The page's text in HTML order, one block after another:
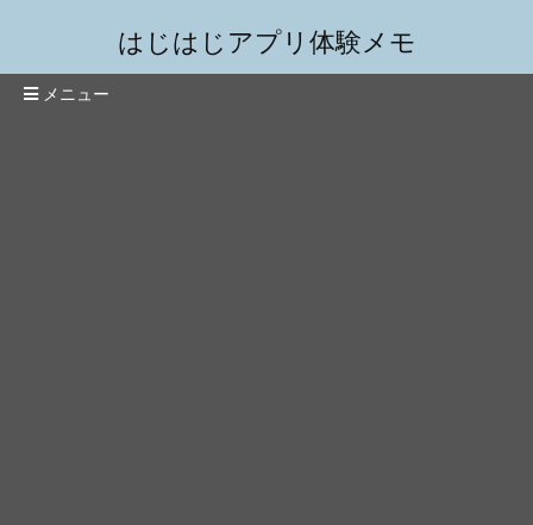
はじはじアプリ体験メモ
メニュー